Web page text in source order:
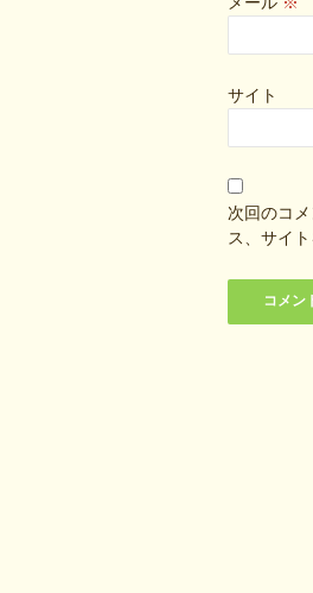
サイト
次回のコ
ス、サイト